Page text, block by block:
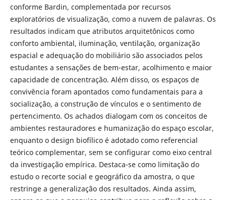
conforme Bardin, complementada por recursos
exploratórios de visualização, como a nuvem de palavras. Os
resultados indicam que atributos arquitetônicos como
conforto ambiental, iluminação, ventilação, organização
espacial e adequação do mobiliário são associados pelos
estudantes a sensações de bem-estar, acolhimento e maior
capacidade de concentração. Além disso, os espaços de
convivência foram apontados como fundamentais para a
socialização, a construção de vínculos e o sentimento de
pertencimento. Os achados dialogam com os conceitos de
ambientes restauradores e humanização do espaço escolar,
enquanto o design biofílico é adotado como referencial
teórico complementar, sem se configurar como eixo central
da investigação empírica. Destaca-se como limitação do
estudo o recorte social e geográfico da amostra, o que
restringe a generalização dos resultados. Ainda assim,